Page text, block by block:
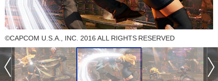
©CAPCOM U.S.A., INC. 2016 ALL RIGHTS RESERVED